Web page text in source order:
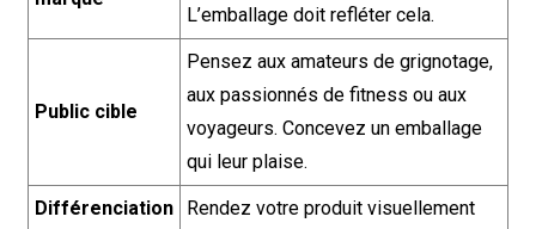
L’emballage doit refléter cela.
Public cible
Pensez aux amateurs de grignotage,
aux passionnés de fitness ou aux
voyageurs. Concevez un emballage
qui leur plaise.
Différenciation
Rendez votre produit visuellement